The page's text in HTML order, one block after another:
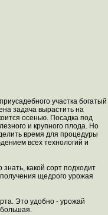
участка богатый
задача вырастить на
осенью. Посадка под
и крупного плода. Но
время для процедуры
всех технологий и
какой сорт подходит
щедрого урожая
Это удобно - урожай
большая.